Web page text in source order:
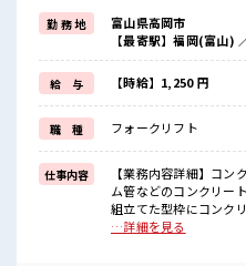
≪経験者活躍中≫
これまでの経験を活かしませんか？
ブランクがあっても大丈夫♪
経験はちょっとだけ…という方も
≪髪型自由≫
基本的に髪色自由で明るすぎたり
(規定有)≪機能的な制服アリ≫
制服があるので、
毎日の服装の悩み解消♪
≪収入アップを目指せる≫
高時給だらけの派遣のお仕事です
■職場の雰囲気
勤 務 地
富山県高岡市
【最寄駅】福岡(富山)
給 与 【時給】1,250 円
職 種 フォークリフト
仕事内容
【業務内容詳細】コン
ム管などのコンクリー
組立てた型枠にコンク
報】コンクリート2次製品 ■お仕事PR ≪残業基本なし≫
…詳細を見る